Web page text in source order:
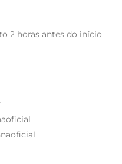
2 horas antes do início